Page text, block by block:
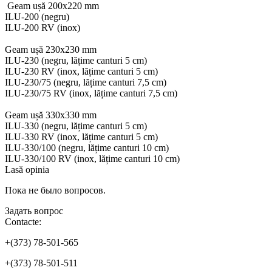
Geam ușă 200x220 mm
ILU-200 (negru)
ILU-200 RV (inox)
Geam ușă 230x230 mm
ILU-230 (negru, lățime canturi 5 cm)
ILU-230 RV (inox, lățime canturi 5 cm)
ILU-230/75 (negru, lățime canturi 7,5 cm)
ILU-230/75 RV (inox, lățime canturi 7,5 cm)
Geam ușă 330x330 mm
ILU-330 (negru, lățime canturi 5 cm)
ILU-330 RV (inox, lățime canturi 5 cm)
ILU-330/100 (negru, lățime canturi 10 cm)
ILU-330/100 RV (inox, lățime canturi 10 cm)
Lasă opinia
Пока не было вопросов.
Задать вопрос
Contacte:
+(373) 78-501-565
+(373) 78-501-511